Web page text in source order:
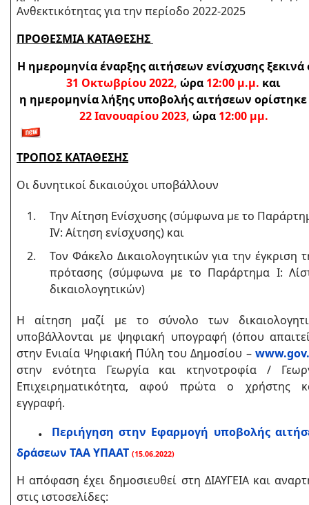
Ανθεκτικότητας για την περίοδο 2022-2025
ΠΡΟΘΕΣΜΙΑ ΚΑΤΑΘΕΣΗΣ
Η ημερομηνία έναρξης αιτήσεων ενίσχυσης ξεκινά
31 Οκτωβρίου 2022, ώρα 12:00 μ.μ. και
η ημερομηνίαλήξης υποβολής αιτήσεων ορίστηκε
22Ιανουαρίου 2023, ώρα12:00 μμ.
ΤΡΟΠΟΣ ΚΑΤΑΘΕΣΗΣ
Οι δυνητικοί δικαιούχοι υποβάλλουν
Την Αίτηση Ενίσχυσης (σύμφωνα με το
IV: Αίτηση ενίσχυσης) και
Τον Φάκελο Δικαιολογητικών για την έγκριση
πρότασης (σύμφωνα με το Παράρτημα Ι:
δικαιολογητικών)
Η αίτηση μαζί με το σύνολο των
υποβάλλονται με ψηφιακή υπογραφή (όπου
στην Ενιαία Ψηφιακή Πύλη του Δημοσίου –
στην ενότητα Γεωργία και κτηνοτροφία /
Επιχειρηματικότητα, αφού πρώτα ο χρήστης
εγγραφή.
.
Περιήγηση στην Εφαρμογή υποβολής
δράσεων ΤΑΑ ΥΠΑΑΤ (15.06.2022)
Η απόφαση έχει δημοσιευθεί στη ΔΙΑΥΓΕΙΑ και
στις ιστοσελίδες: